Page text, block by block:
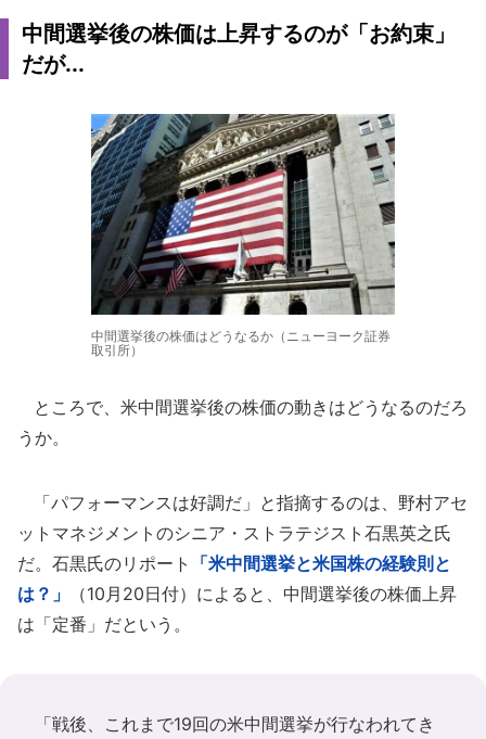
中間選挙後の株価は上昇するのが「お約束」
だが...
中間選挙後の株価はどうなるか（ニューヨーク証券
取引所）
ところで、米中間選挙後の株価の動きはどうなるのだろ
うか。
「パフォーマンスは好調だ」と指摘するのは、野村アセ
ットマネジメントのシニア・ストラテジスト石黒英之氏
だ。石黒氏のリポート
「米中間選挙と米国株の経験則と
は？」
（10月20日付）によると、中間選挙後の株価上昇
は「定番」だという。
「戦後、これまで19回の米中間選挙が行なわれてき